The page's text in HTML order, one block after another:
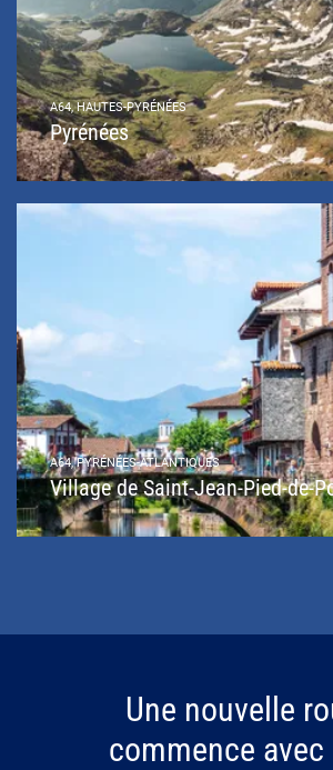
A64, HAUTES-PYRÉNÉES
Pyrénées
A64, PYRÉNÉES-ATLANTIQUES
Village de Saint-Jean-Pied-de-
Une nouvelle
commence avec